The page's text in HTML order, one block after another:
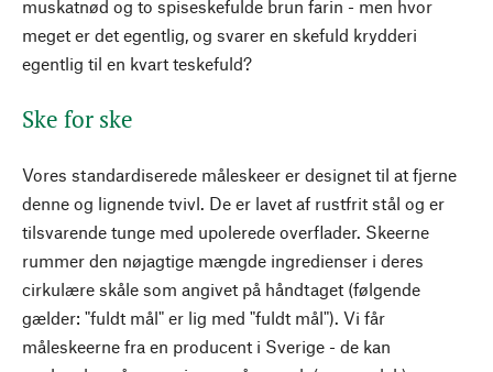
muskatnød og to spiseskefulde brun farin - men hvor
meget er det egentlig, og svarer en skefuld krydderi
egentlig til en kvart teskefuld?
Ske for ske
Vores standardiserede måleskeer er designet til at fjerne
denne og lignende tvivl. De er lavet af rustfrit stål og er
tilsvarende tunge med upolerede overflader. Skeerne
rummer den nøjagtige mængde ingredienser i deres
cirkulære skåle som angivet på håndtaget (følgende
gælder: "fuldt mål" er lig med "fuldt mål"). Vi får
måleskeerne fra en producent i Sverige - de kan